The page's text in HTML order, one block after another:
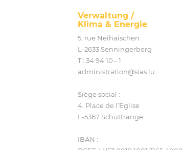
Verwaltung /
Klima & Energie
5, rue Neihaischen
L‑2633 Senningerberg
T : 34 94 10 – 1
administration@​sias.​lu
Siège social :
4, Place de l’Eglise
L‑5367 Schuttrange
IBAN :